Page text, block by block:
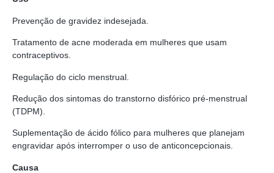
Prevenção de gravidez indesejada.
Tratamento de acne moderada em mulheres que usam
contraceptivos.
Regulação do ciclo menstrual.
Redução dos sintomas do transtorno disfórico pré-menstrual
(TDPM).
Suplementação de ácido fólico para mulheres que planejam
engravidar após interromper o uso de anticoncepcionais.
Causa